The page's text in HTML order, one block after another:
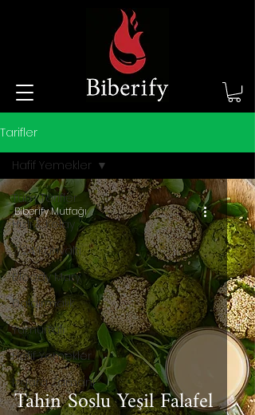
Tarifler
Tüm Tarifler
Hızlı & Kolay
7/24 Kahvaltı
Bloody Mary
Daldırmalık
Yumurtalı
Hafif Yemekler
Izgara Zamanı
Hafif Yemekler
Tahin Soslu Yeşil Falafel
Biberify Mutfağı